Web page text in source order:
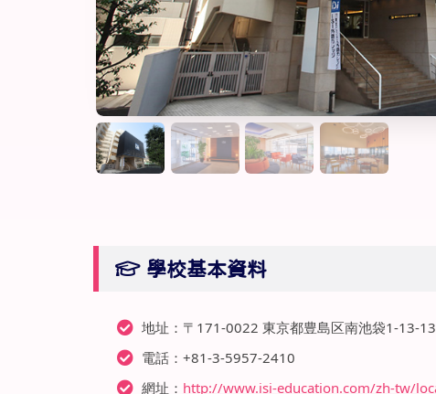
學校基本資料
地址：〒171-0022 東京都豊島区南池袋1-13-13
電話：+81-3-5957-2410
網址： http://www.isi-education.com/zh-tw/